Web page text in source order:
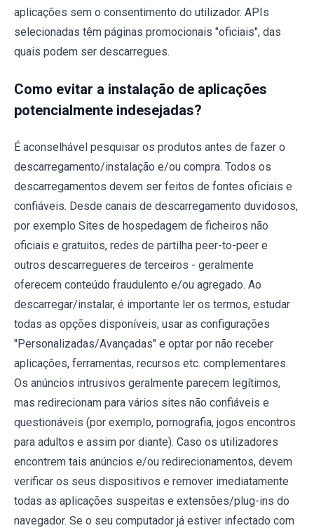
aplicações sem o consentimento do utilizador. APIs
selecionadas têm páginas promocionais "oficiais", das
quais podem ser descarregues.
Como evitar a instalação de aplicações
potencialmente indesejadas?
É aconselhável pesquisar os produtos antes de fazer o
descarregamento/instalação e/ou compra. Todos os
descarregamentos devem ser feitos de fontes oficiais e
confiáveis. Desde canais de descarregamento duvidosos,
por exemplo Sites de hospedagem de ficheiros não
oficiais e gratuitos, redes de partilha peer-to-peer e
outros descarregueres de terceiros - geralmente
oferecem conteúdo fraudulento e/ou agregado. Ao
descarregar/instalar, é importante ler os termos, estudar
todas as opções disponíveis, usar as configurações
"Personalizadas/Avançadas" e optar por não receber
aplicações, ferramentas, recursos etc. complementares.
Os anúncios intrusivos geralmente parecem legítimos,
mas redirecionam para vários sites não confiáveis e
questionáveis (por exemplo, pornografia, jogos encontros
para adultos e assim por diante). Caso os utilizadores
encontrem tais anúncios e/ou redirecionamentos, devem
verificar os seus dispositivos e remover imediatamente
todas as aplicações suspeitas e extensões/plug-ins do
navegador. Se o seu computador já estiver infectado com